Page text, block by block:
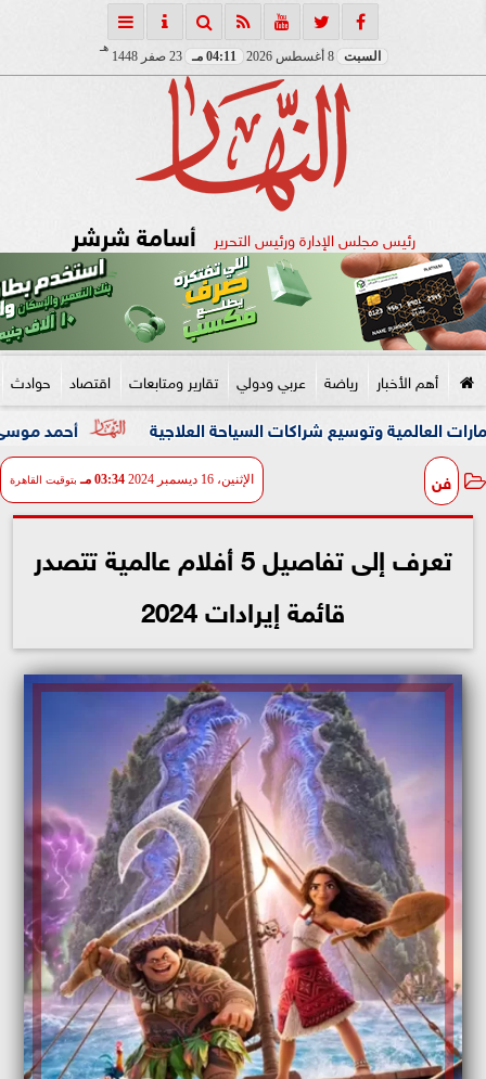
السبت 8 أغسطس 2026 04:11 مـ 23 صفر 1448
هـ
رئيس مجلس الإدارة ورئيس التحرير أسامة شرشر
أهم الأخبار رياضة عربي ودولي تقارير ومتابعات اقتصاد حوادث
أحمد موسى قريعي يفوز شراكات السياحة العلاجية
فن الإثنين، 16 ديسمبر 2024 03:34 مـ بتوقيت القاهرة
تعرف إلى تفاصيل 5 أفلام عالمية تتصدر
قائمة إيرادات 2024